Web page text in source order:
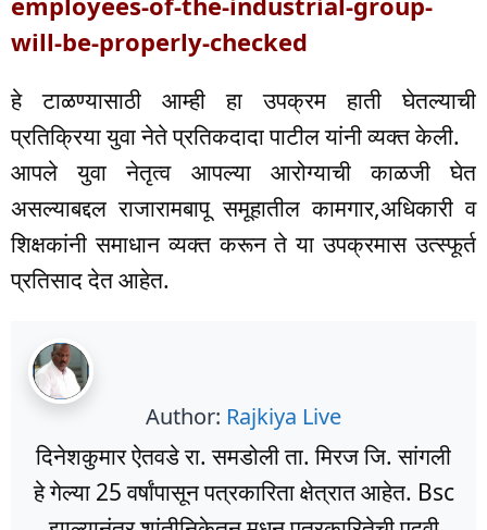
will-be-properly-checked
हे टाळण्यासाठी आम्ही हा उपक्रम हाती घेतल्याची
प्रतिक्रिया युवा नेते प्रतिकदादा पाटील यांनी व्यक्त केली.
आपले युवा नेतृत्व आपल्या आरोग्याची काळजी घेत
असल्याबद्दल राजारामबापू समूहातील कामगार,अधिकारी व
शिक्षकांनी समाधान व्यक्त करून ते या उपक्रमास उत्स्फूर्त
प्रतिसाद देत आहेत.
Author: Rajkiya Live
दिनेशकुमार ऐतवडे रा. समडोली ता. मिरज जि. सांगली
हे गेल्या 25 वर्षांपासून पत्रकारिता क्षेत्रात आहेत. Bsc